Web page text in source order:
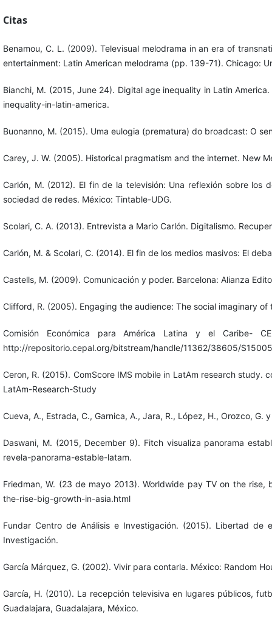
Citas
Benamou, C. L. (2009). Televisual melodrama in an era of
entertainment: Latin American melodrama (pp. 139-71). Chicago:
Bianchi, M. (2015, June 24). Digital age inequality in Latin
inequality-in-latin-america.
Buonanno, M. (2015). Uma eulogia (prematura) do broadcast: O
Carey, J. W. (2005). Historical pragmatism and the internet. New
Carlón, M. (2012). El fin de la televisión: Una reflexión sobre los
sociedad de redes. México: Tintable-UDG.
Scolari, C. A. (2013). Entrevista a Mario Carlón. Digitalismo.
Carlón, M. & Scolari, C. (2014). El fin de los medios masivos: El
Castells, M. (2009). Comunicación y poder. Barcelona: Alianza
Clifford, R. (2005). Engaging the audience: The social imaginary
Comisión Económica para América Latina y el Caribe-
http://repositorio.cepal.org/bitstream/handle/11362/38605/
Ceron, R. (2015). ComScore IMS mobile in LatAm research
LatAm-Research-Study
Cueva, A., Estrada, C., Garnica, A., Jara, R., López, H., Orozco,
Daswani, M. (2015, December 9). Fitch visualiza panorama
revela-panorama-estable-latam.
Friedman, W. (23 de mayo 2013). Worldwide pay TV on the
the-rise-big-growth-in-asia.html
Fundar Centro de Análisis e Investigación. (2015). Libertad
Investigación.
García Márquez, G. (2002). Vivir para contarla. México: Random
García, H. (2010). La recepción televisiva en lugares públicos,
Guadalajara, Guadalajara, México.